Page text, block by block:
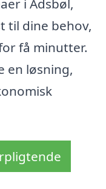
i Adsbøl,
til dine behov,
få minutter.
en løsning,